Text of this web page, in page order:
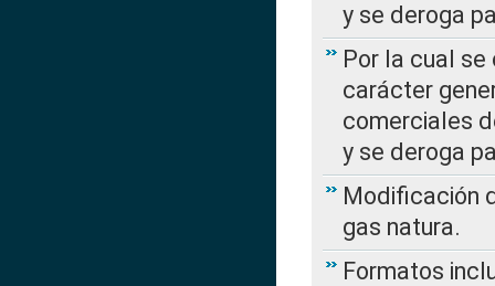
y se deroga
Por la cual
carácter
comerciales
y se deroga
Modificación
gas natura.
Formatos